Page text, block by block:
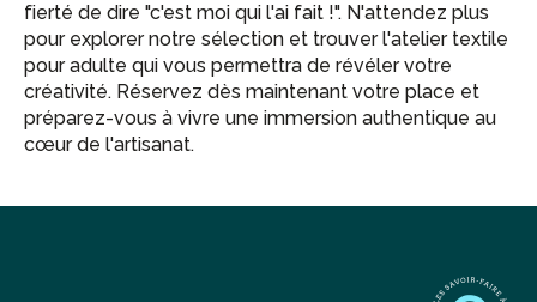
fierté de dire "c'est moi qui l'ai fait !". N'attendez plus
pour explorer notre sélection et trouver l'atelier textile
pour adulte qui vous permettra de révéler votre
créativité. Réservez dès maintenant votre place et
préparez-vous à vivre une immersion authentique au
cœur de l'artisanat.